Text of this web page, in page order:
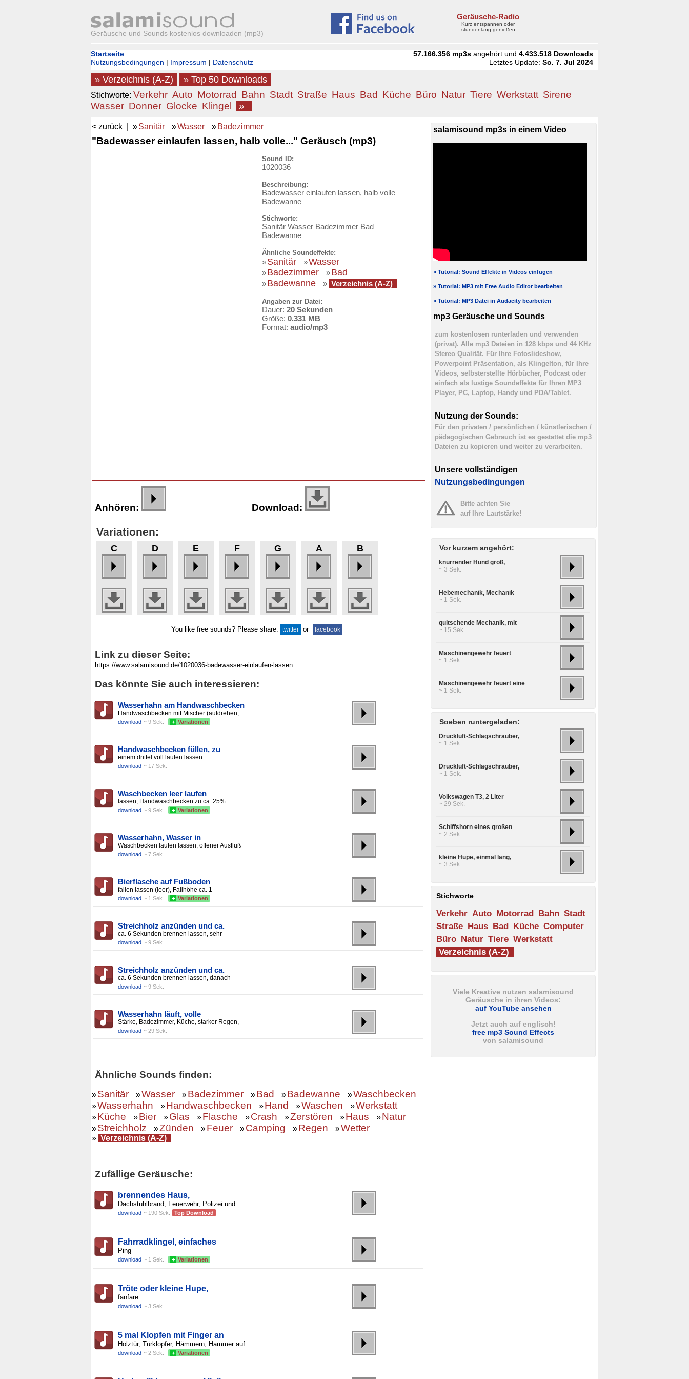
Geräusche und Sounds kostenlos downloaden (mp3)
Geräusche-Radio
Kurz entspannen oder
stundenlang genießen
Startseite
Nutzungsbedingungen | Impressum | Datenschutz
57.166.356 mp3s angehört und4.433.518 Downloads
Letztes Update:So. 7. Jul 2024
» Verzeichnis (A-Z) » Top 50 Downloads
Stichworte: Verkehr Auto Motorrad Bahn Stadt Straße Haus Bad Küche Büro Natur Tiere Werkstatt Sirene
Wasser Donner Glocke Klingel »
< zurück | »Sanitär »Wasser » Badezimmer
"Badewasser einlaufen lassen, halb volle..." Geräusch (mp3)
Sound ID:
1020036
Beschreibung:
Badewasser einlaufen lassen, halb volle
Badewanne
Stichworte:
Sanitär Wasser Badezimmer Bad
Badewanne
Ähnliche Soundeffekte:
»Sanitär »Wasser
»Badezimmer »Bad
»Badewanne » Verzeichnis (A-Z)
Angaben zur Datei:
Dauer: 20 Sekunden
Größe: 0.331 MB
Format: audio/mp3
Anhören: Download:
Variationen:
C D E F G A B
You like free sounds? Please share: twitter or facebook
Link zu dieser Seite:
Das könnte Sie auch interessieren:
Wasserhahn am Handwaschbecken
Handwaschbecken mit Mischer (aufdrehen,
download ~ 9 Sek. + Variationen
Handwaschbecken füllen, zu
einem drittel voll laufen lassen
download ~ 17 Sek.
Waschbecken leer laufen
lassen, Handwaschbecken zu ca. 25%
download ~ 9 Sek. + Variationen
Wasserhahn, Wasser in
Waschbecken laufen lassen, offener Ausfluß
download ~ 7 Sek.
Bierflasche auf Fußboden
fallen lassen (leer), Fallhöhe ca. 1
download ~ 1 Sek. + Variationen
Streichholz anzünden und ca.
ca. 6 Sekunden brennen lassen, sehr
download ~ 9 Sek.
Streichholz anzünden und ca.
ca. 6 Sekunden brennen lassen, danach
download ~ 9 Sek.
Wasserhahn läuft, volle
Stärke, Badezimmer, Küche, starker Regen,
download ~ 29 Sek.
Ähnliche Sounds finden:
»Sanitär »Wasser »Badezimmer »Bad »Badewanne »Waschbecken
»Wasserhahn »Handwaschbecken »Hand »Waschen »Werkstatt
»Küche »Bier »Glas »Flasche »Crash »Zerstören »Haus »Natur
»Streichholz »Zünden »Feuer »Camping »Regen »Wetter
» Verzeichnis (A-Z)
Zufällige Geräusche:
brennendes Haus,
Dachstuhlbrand, Feuerwehr, Polizei und
download ~ 190 Sek. Top Download
Fahrradklingel, einfaches
Ping
download ~ 1 Sek. + Variationen
Tröte oder kleine Hupe,
fanfare
download ~ 3 Sek.
5 mal Klopfen mit Finger an
Holztür, Türklopfer, Hämmern, Hammer auf
download ~ 2 Sek. + Variationen
salamisound mp3s in einem Video
» Tutorial: Sound Effekte in Videos einfügen
» Tutorial: MP3 mit Free Audio Editor bearbeiten
» Tutorial: MP3 Datei in Audacity bearbeiten
mp3 Geräusche und Sounds
zum kostenlosen runterladen und verwenden
(privat). Alle mp3 Dateien in 128 kbps und 44 KHz
Stereo Qualität. Für Ihre Fotoslideshow,
Powerpoint Präsentation, als Klingelton, für Ihre
Videos, selbsterstellte Hörbücher, Podcast oder
einfach als lustige Soundeffekte für Ihren MP3
Player, PC, Laptop, Handy und PDA/Tablet.
Nutzung der Sounds:
Für den privaten / persönlichen / künstlerischen /
pädagogischen Gebrauch ist es gestattet die mp3
Dateien zu kopieren und weiter zu verarbeiten.
Unsere vollständigen
Nutzungsbedingungen
Bitte achten Sie
auf Ihre Lautstärke!
Vor kurzem angehört:
knurrender Hund groß,
~ 3 Sek.
Hebemechanik, Mechanik
~ 1 Sek.
quitschende Mechanik, mit
~ 15 Sek.
Maschinengewehr feuert
~ 1 Sek.
Maschinengewehr feuert eine
~ 1 Sek.
Soeben runtergeladen:
Druckluft-Schlagschrauber,
~ 1 Sek.
Druckluft-Schlagschrauber,
~ 1 Sek.
Volkswagen T3, 2 Liter
~ 29 Sek.
Schiffshorn eines großen
~ 2 Sek.
kleine Hupe, einmal lang,
~ 3 Sek.
Stichworte
Verkehr Auto Motorrad Bahn Stadt
Straße Haus Bad Küche Computer
Büro Natur Tiere Werkstatt
Verzeichnis (A-Z)
Viele Kreative nutzen salamisound
Geräusche in ihren Videos:
auf YouTube ansehen
Jetzt auch auf englisch!
free mp3 Sound Effects
von salamisound